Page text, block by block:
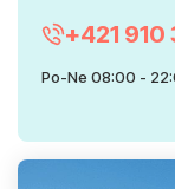
+421 910
Po-Ne 08:00 -